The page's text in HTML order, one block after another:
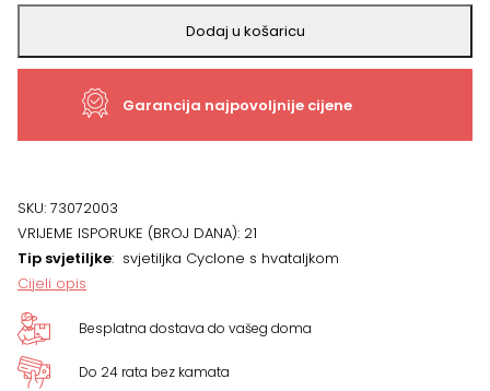
svjetiljka
s
hvataljkom,
količina
Dodaj u košaricu
Garancija najpovoljnije cijene
SKU: 73072003
VRIJEME ISPORUKE (BROJ DANA): 21
Tip svjetiljke: svjetiljka Cyclone s hvataljkom
Cijeli opis
Besplatna dostava do vašeg doma
Do 24 rata bez kamata